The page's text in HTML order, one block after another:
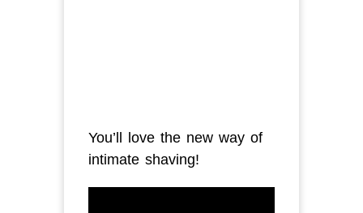
You’ll love the new way of
intimate shaving!